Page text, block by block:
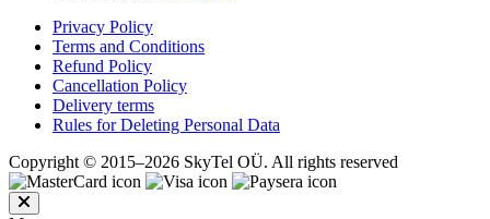
Privacy Policy
Terms and Conditions
Refund Policy
Cancellation Policy
Delivery terms
Rules for Deleting Personal Data
Copyright © 2015–2026 SkyTel OÜ. All rights reserved